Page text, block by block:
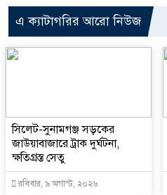
এ ক্যাটাগরির আরো নিউজ
‎সিলেট-সুনামগঞ্জ সড়কের
জাউয়াবাজারে ট্রাক দুর্ঘটনা,
ক্ষতিগ্রস্ত সেতু
রবিবার, ৯ অগাস্ট, ২০২৬